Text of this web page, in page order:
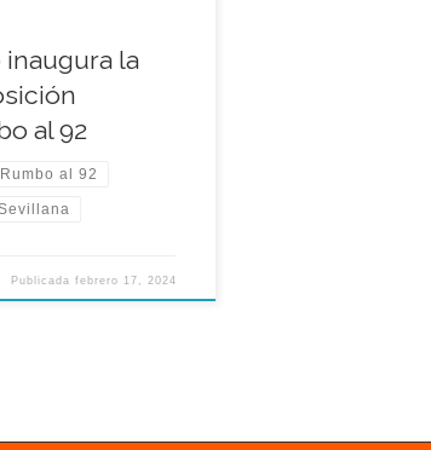
inaugura la
al 92
Rumbo al 92
Publicada febrero 17, 2024